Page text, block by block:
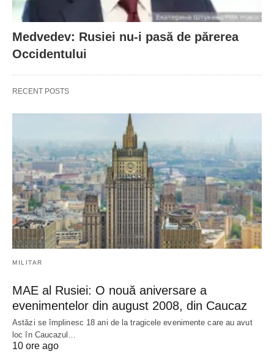
Medvedev: Rusiei nu-i pasă de părerea
Occidentului
RECENT POSTS
MILITAR
MAE al Rusiei: O nouă aniversare a
evenimentelor din august 2008, din Caucaz
Astăzi se împlinesc 18 ani de la tragicele evenimente care au avut
loc în Caucazul…
10 ore ago